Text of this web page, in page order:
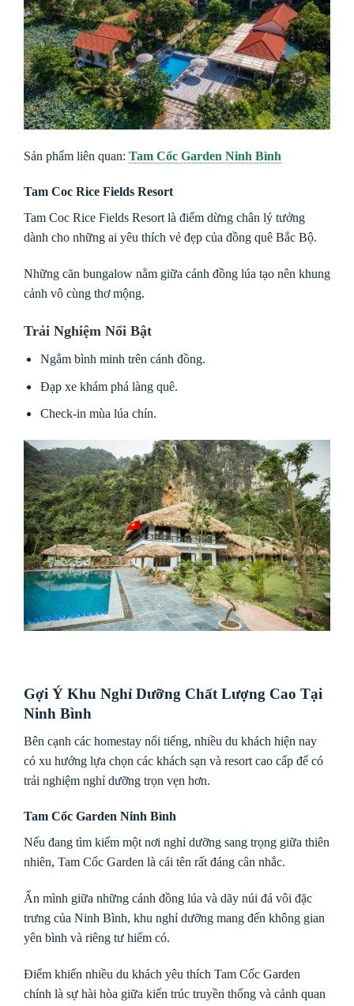
Sản phẩm liên quan: Tam Cốc Garden Ninh Bình
Tam Coc Rice Fields Resort
Tam Coc Rice Fields Resort là điểm dừng chân lý tưởng
dành cho những ai yêu thích vẻ đẹp của đồng quê Bắc Bộ.
Những căn bungalow nằm giữa cánh đồng lúa tạo nên khung
cảnh vô cùng thơ mộng.
Trải Nghiệm Nổi Bật
Ngắm bình minh trên cánh đồng.
Đạp xe khám phá làng quê.
Check-in mùa lúa chín.
Gợi Ý Khu Nghỉ Dưỡng Chất Lượng Cao Tại
Ninh Bình
Bên cạnh các homestay nổi tiếng, nhiều du khách hiện nay
có xu hướng lựa chọn các khách sạn và resort cao cấp để có
trải nghiệm nghỉ dưỡng trọn vẹn hơn.
Tam Cốc Garden Ninh Bình
Nếu đang tìm kiếm một nơi nghỉ dưỡng sang trọng giữa thiên
nhiên, Tam Cốc Garden là cái tên rất đáng cân nhắc.
Ẩn mình giữa những cánh đồng lúa và dãy núi đá vôi đặc
trưng của Ninh Bình, khu nghỉ dưỡng mang đến không gian
yên bình và riêng tư hiếm có.
Điểm khiến nhiều du khách yêu thích Tam Cốc Garden
chính là sự hài hòa giữa kiến trúc truyền thống và cảnh quan